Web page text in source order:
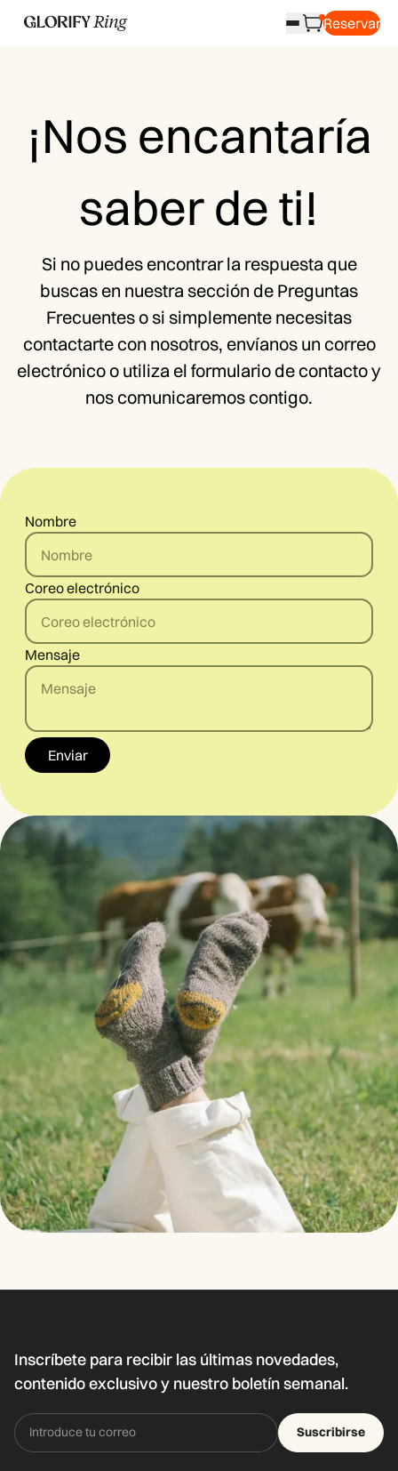
Reservar
¡Nos encantaría
saber de ti!
Si no puedes encontrar la respuesta que
buscas en nuestra sección de Preguntas
Frecuentes o si simplemente necesitas
contactarte con nosotros, envíanos un correo
electrónico o utiliza el formulario de contacto y
nos comunicaremos contigo.
Nombre
Coreo electrónico
Mensaje
Enviar
Inscríbete para recibir las últimas novedades,
contenido exclusivo y nuestro boletín semanal.
Suscribirse